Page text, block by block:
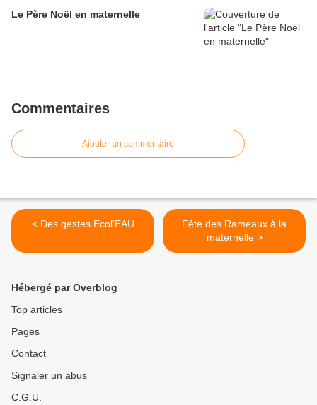
Le Père Noël en maternelle
Commentaires
Ajouter un commentaire
< Des gestes Ecol'EAU
Fête des Rameaux à la
maternelle >
Hébergé par Overblog
Top articles
Pages
Contact
Signaler un abus
C.G.U.